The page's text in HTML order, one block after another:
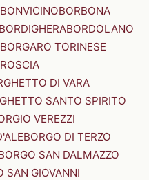
BONVICINOBORBONA
BORDIGHERABORDOLANO
BORGARO TORINESE
DI VARA
SANTO SPIRITO
VEREZZI
BORGO DI TERZO
SAN DALMAZZO
SAN GIOVANNI